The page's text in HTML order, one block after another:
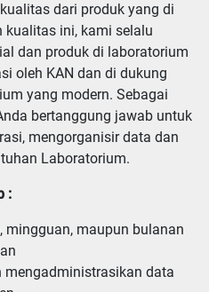
dari produk yang di
kualitas ini, kami selalu
dan produk di laboratorium
oleh KAN dan di dukung
yang modern. Sebagai
bertanggung jawab untuk
mengorganisir data dan
Laboratorium.
:
mingguan, maupun bulanan
mengadministrasikan data